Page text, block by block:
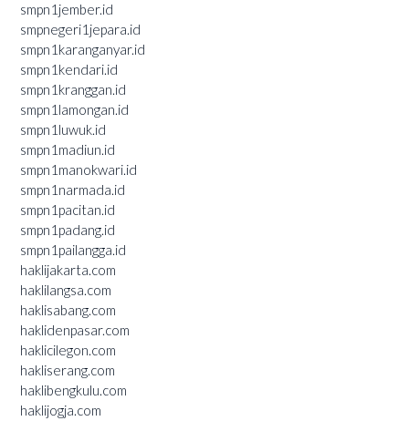
smpn1jember.id
smpnegeri1jepara.id
smpn1karanganyar.id
smpn1kendari.id
smpn1kranggan.id
smpn1lamongan.id
smpn1luwuk.id
smpn1madiun.id
smpn1manokwari.id
smpn1narmada.id
smpn1pacitan.id
smpn1padang.id
smpn1pailangga.id
haklijakarta.com
haklilangsa.com
haklisabang.com
haklidenpasar.com
haklicilegon.com
hakliserang.com
haklibengkulu.com
haklijogja.com